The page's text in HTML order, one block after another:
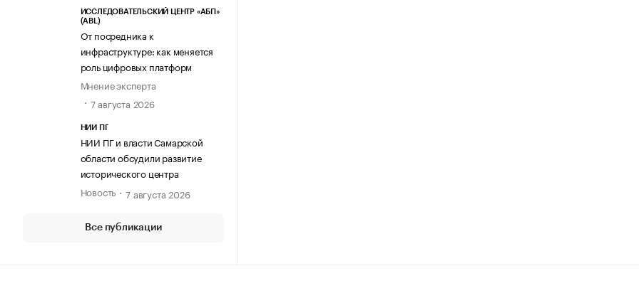
ИССЛЕДОВАТЕЛЬСКИЙ ЦЕНТР «АБП»
(ABL)
От посредника к
инфраструктуре: как меняется
роль цифровых платформ
Мнение эксперта
7 августа 2026
НИИ ПГ
НИИ ПГ и власти Самарской
области обсудили развитие
исторического центра
Новость
7 августа 2026
Все публикации